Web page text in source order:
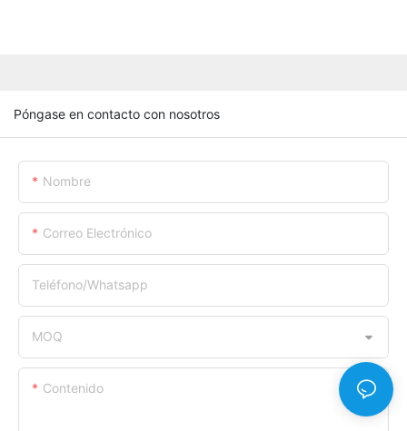
Póngase en contacto con nosotros
Nombre
Correo Electrónico
Teléfono/whatsapp
MOQ
Contenido